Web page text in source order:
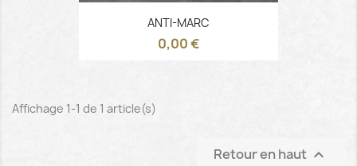
ANTI-MARC
0,00 €
Affichage 1-1 de 1 article(s)
Retour en haut 